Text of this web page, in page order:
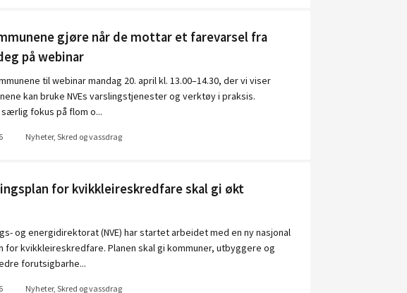
gjøre når de mottar et farevarsel fra
på webinar
til webinar mandag 20. april kl. 13.00–14.30, der vi viser
kan bruke NVEs varslingstjenester og verktøy i praksis.
fokus på flom o...
Nyheter, Skred og vassdrag
for kvikkleireskredfare skal gi økt
og energidirektorat (NVE) har startet arbeidet med en ny nasjonal
for kvikkleireskredfare. Planen skal gi kommuner, utbyggere og
forutsigbarhe...
Nyheter, Skred og vassdrag